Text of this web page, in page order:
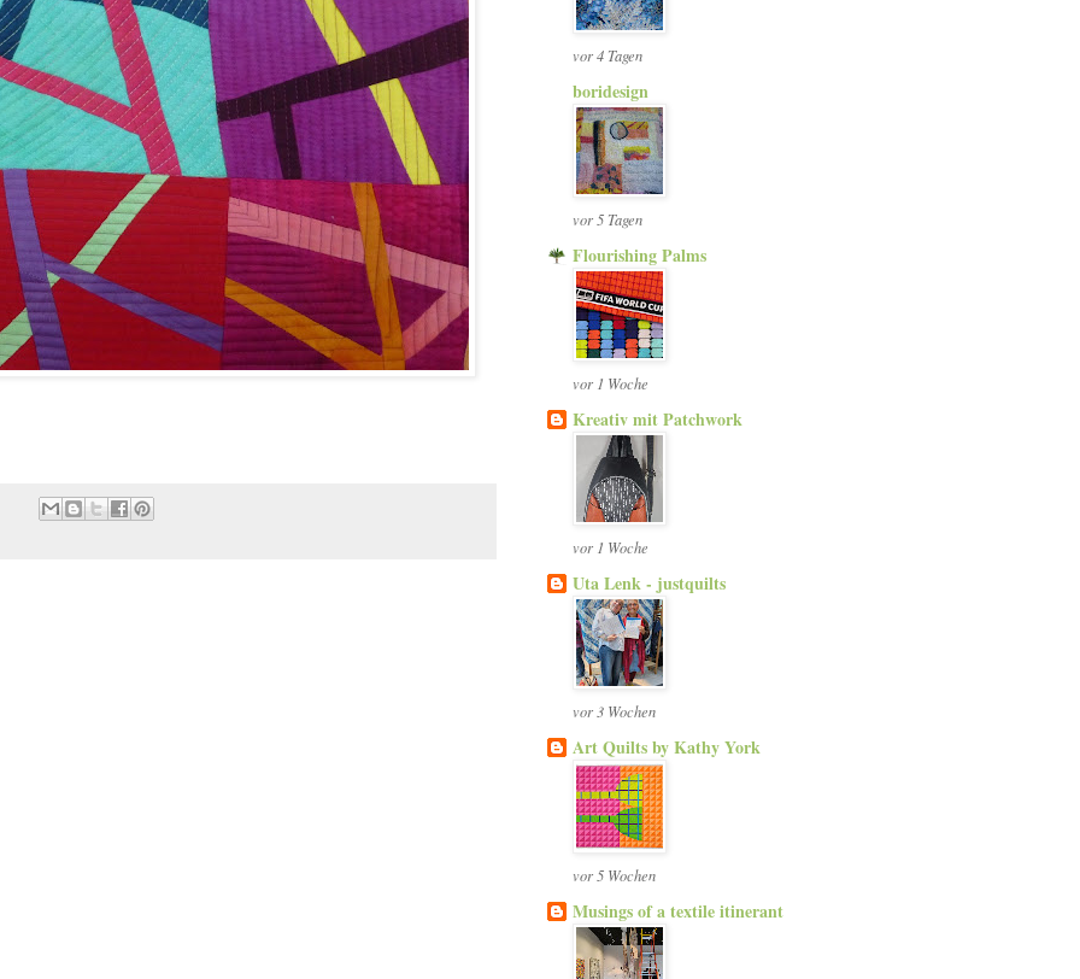
vor 4 Tagen
boridesign
vor 5 Tagen
Flourishing Palms
vor 1 Woche
Kreativ mit Patchwork
vor 1 Woche
Uta Lenk - justquilts
vor 3 Wochen
Art Quilts by Kathy York
vor 5 Wochen
Musings of a textile itinerant